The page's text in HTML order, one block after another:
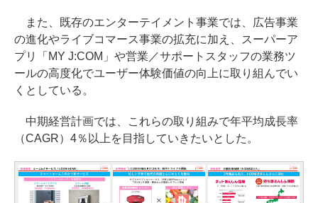
また、既存のエンターテイメント事業では、広告事業
の進化やライブコマース事業の拡充に加え、スーパーア
プリ「MY J:COM」や営業／サポートスタッフの業務ツ
ールの高度化でユーザー体験価値の向上に取り組んでい
くとしている。
中期経営計画では、これらの取り組みで年平均成長率
（CAGR）4％以上を目指していきたいとした。